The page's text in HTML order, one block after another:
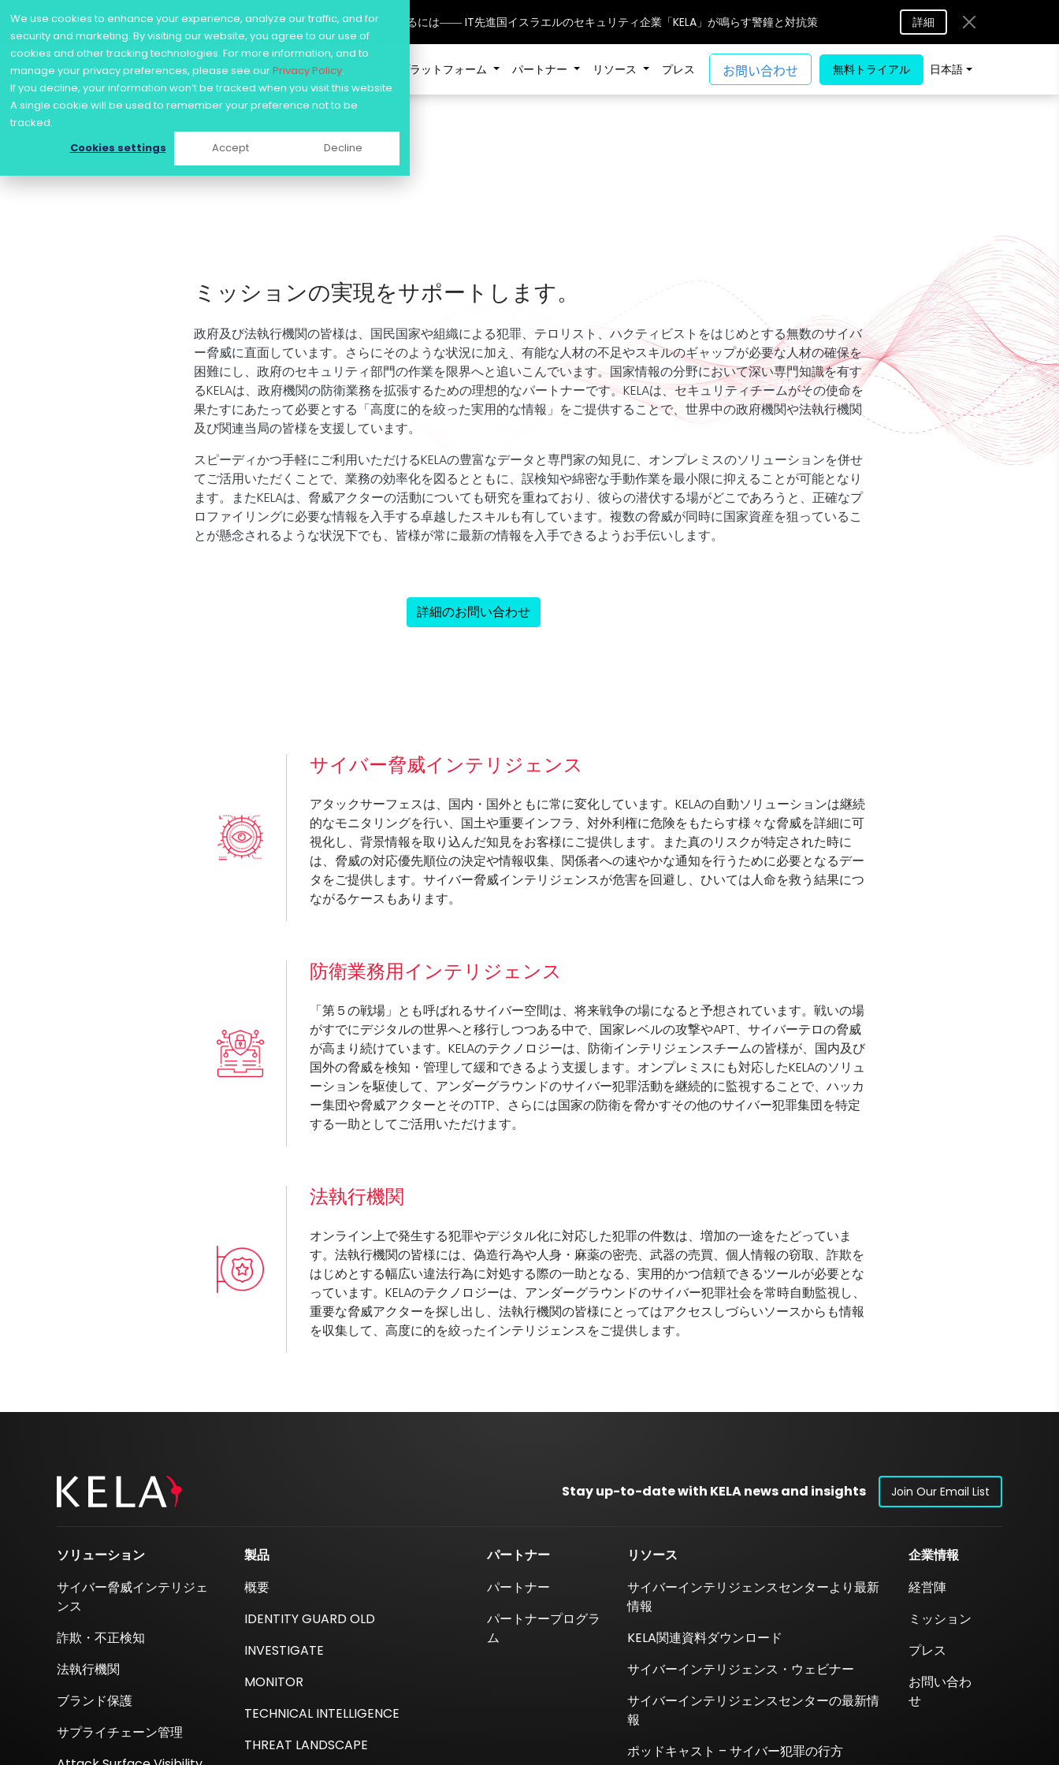
We use cookies to enhance your experience, analyze our traffic, and for
security and marketing. By visiting our website, you agree to our use of
cookies and other tracking technologies. For more information, and to
manage your privacy preferences, please see ourPrivacy Policy.
If you decline, your information won’t be tracked when you visit this website.
A single cookie will be used to remember your preference not to be
tracked.
Cookies settings
Accept Decline
Skip
to
content
訴訟にも発展！？生成AIがもたらす“新たなサイバー脅威”に対抗するには―― IT先進国イスラエルのセキュリティ企業「KELA」が鳴らす警鐘と対抗策 詳細
ユースケース プラットフォーム パートナー リソース プレス 無料トライアル 日本語
ミッションの実現をサポートします。
政府及び法執行機関の皆様は、国民国家や組織による犯罪、テロリスト、ハクティビストをはじめとする無数のサイバ
ー脅威に直面しています。さらにそのような状況に加え、有能な人材の不足やスキルのギャップが必要な人材の確保を
困難にし、政府のセキュリティ部門の作業を限界へと追いこんでいます。国家情報の分野において深い専門知識を有す
るKELAは、政府機関の防衛業務を拡張するための理想的なパートナーです。KELAは、セキュリティチームがその使命を
果たすにあたって必要とする「高度に的を絞った実用的な情報」をご提供することで、世界中の政府機関や法執行機関
及び関連当局の皆様を支援しています。
スピーディかつ手軽にご利用いただけるKELAの豊富なデータと専門家の知見に、オンプレミスのソリューションを併せ
てご活用いただくことで、業務の効率化を図るとともに、誤検知や綿密な手動作業を最小限に抑えることが可能となり
ます。またKELAは、脅威アクターの活動についても研究を重ねており、彼らの潜伏する場がどこであろうと、正確なプ
ロファイリングに必要な情報を入手する卓越したスキルも有しています。複数の脅威が同時に国家資産を狙っているこ
とが懸念されるような状況下でも、皆様が常に最新の情報を入手できるようお手伝いします。
詳細のお問い合わせ
サイバー脅威インテリジェンス
アタックサーフェスは、国内・国外ともに常に変化しています。KELAの自動ソリューションは継続
的なモニタリングを行い、国土や重要インフラ、対外利権に危険をもたらす様々な脅威を詳細に可
視化し、背景情報を取り込んだ知見をお客様にご提供します。また真のリスクが特定された時に
は、脅威の対応優先順位の決定や情報収集、関係者への速やかな通知を行うために必要となるデー
タをご提供します。サイバー脅威インテリジェンスが危害を回避し、ひいては人命を救う結果につ
ながるケースもあります。
防衛業務用インテリジェンス
「第５の戦場」とも呼ばれるサイバー空間は、将来戦争の場になると予想されています。戦いの場
がすでにデジタルの世界へと移行しつつある中で、国家レベルの攻撃やAPT、サイバーテロの脅威
が高まり続けています。KELAのテクノロジーは、防衛インテリジェンスチームの皆様が、国内及び
国外の脅威を検知・管理して緩和できるよう支援します。オンプレミスにも対応したKELAのソリュ
ーションを駆使して、アンダーグラウンドのサイバー犯罪活動を継続的に監視することで、ハッカ
ー集団や脅威アクターとそのTTP、さらには国家の防衛を脅かすその他のサイバー犯罪集団を特定
する一助としてご活用いただけます。
法執行機関
オンライン上で発生する犯罪やデジタル化に対応した犯罪の件数は、増加の一途をたどっていま
す。法執行機関の皆様には、偽造行為や人身・麻薬の密売、武器の売買、個人情報の窃取、詐欺を
はじめとする幅広い違法行為に対処する際の一助となる、実用的かつ信頼できるツールが必要とな
っています。KELAのテクノロジーは、アンダーグラウンドのサイバー犯罪社会を常時自動監視し、
重要な脅威アクターを探し出し、法執行機関の皆様にとってはアクセスしづらいソースからも情報
を収集して、高度に的を絞ったインテリジェンスをご提供します。
Stay up-to-date with KELA news and insights Join Our Email List
ソリューション
サイバー脅威インテリジェ
ンス
詐欺・不正検知
法執行機関
ブランド保護
サプライチェーン管理
製品
概要
IDENTITY GUARD OLD
INVESTIGATE
MONITOR
TECHNICAL INTELLIGENCE
THREAT LANDSCAPE
パートナー
パートナー
パートナープログラ
ム
リソース
サイバーインテリジェンスセンターより最新
情報
KELA関連資料ダウンロード
サイバーインテリジェンス・ウェビナー
サイバーインテリジェンスセンターの最新情
報
ポッドキャスト – サイバー犯罪の行方
企業情報
経営陣
ミッション
プレス
お問い合わ
せ